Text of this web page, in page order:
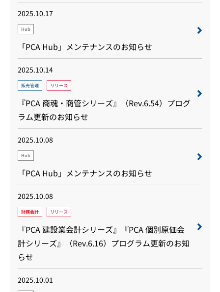
2025.10.17
Hub
「PCA Hub」メンテナンスのお知らせ
2025.10.14
販売管理 リリース
『PCA 商魂・商管シリーズ』（Rev.6.54）プログ
ラム更新のお知らせ
2025.10.08
Hub
「PCA Hub」メンテナンスのお知らせ
2025.10.08
財務会計 リリース
『PCA 建設業会計シリーズ』『PCA 個別原価会
計シリーズ』（Rev.6.16）プログラム更新のお知
らせ
2025.10.01